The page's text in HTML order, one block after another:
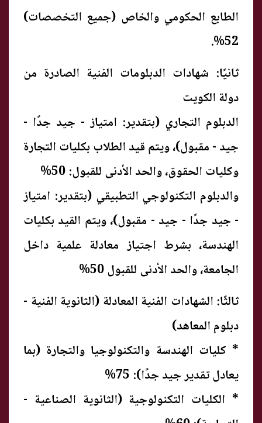
الطابع الحكومي والخاص (جميع التخصصات)
52%.
ثانيًا: شهادات الدبلومات الفنية الصادرة من
دولة الكويت
الدبلوم التجاري (بتقدير: امتياز - جيد جدًا -
جيد - مقبول)، ويتم قيد الطلاب بكليات التجارة
وكليات الحقوق، والحد الأدنى للقبول: 50%
والدبلوم التكنولوجي التطبيقي (بتقدير: امتياز
- جيد جدًا - جيد - مقبول)، ويتم القيد بكليات
الهندسة، بشرط اجتياز معادلة علمية داخل
الجامعة، والحد الأدنى للقبول 50%
ثالثًا: الشهادات الفنية المعادلة (الثانوية الفنية -
دبلوم المعاهد)
* كليات الهندسة والتكنولوجيا والتجارة (بما
يعادل تقدير جيد جدًا): 75%
* الكليات التكنولوجية (الثانوية الصناعية -